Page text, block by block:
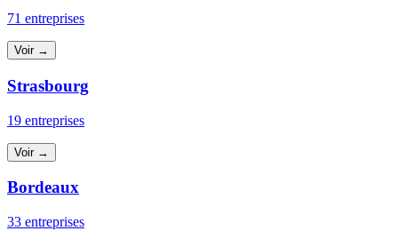
71 entreprises
Voir →
Strasbourg
19 entreprises
Voir →
Bordeaux
33 entreprises